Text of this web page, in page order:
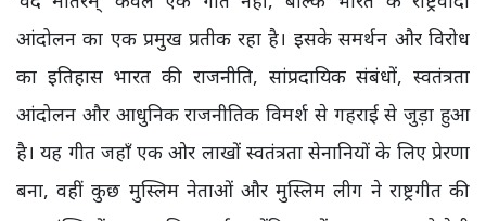
आंदोलन का एक प्रमुख प्रतीक रहा है। इसके समर्थन और विरोध
का इतिहास भारत की राजनीति, सांप्रदायिक संबंधों, स्वतंत्रता
आंदोलन और आधुनिक राजनीतिक विमर्श से गहराई से जुड़ा हुआ
है। यह गीत जहाँ एक ओर लाखों स्वतंत्रता सेनानियों के लिए प्रेरणा
बना, वहीं कुछ मुस्लिम नेताओं और मुस्लिम लीग ने राष्ट्रगीत की